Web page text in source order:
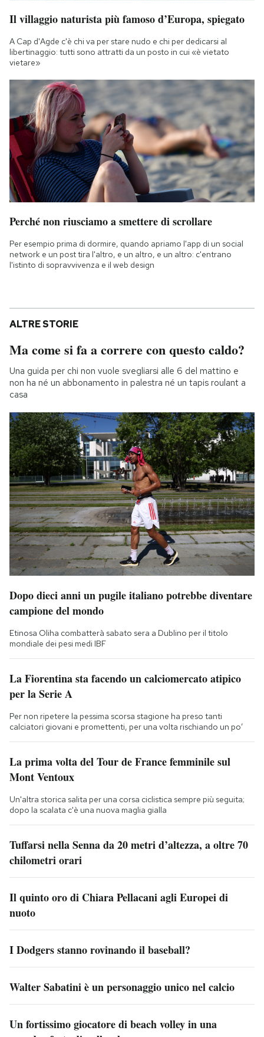
Il villaggio naturista più famoso d’Europa, spiegato
A Cap d'Agde c'è chi va per stare nudo e chi per dedicarsi al
libertinaggio: tutti sono attratti da un posto in cui «è vietato
vietare»
Perché non riusciamo a smettere di scrollare
Per esempio prima di dormire, quando apriamo l'app di un social
network e un post tira l'altro, e un altro, e un altro: c'entrano
l'istinto di sopravvivenza e il web design
ALTRE STORIE
Ma come si fa a correre con questo caldo?
Una guida per chi non vuole svegliarsi alle 6 del mattino e
non ha né un abbonamento in palestra né un tapis roulant a
casa
Dopo dieci anni un pugile italiano potrebbe diventare
campione del mondo
Etinosa Oliha combatterà sabato sera a Dublino per il titolo
mondiale dei pesi medi IBF
La Fiorentina sta facendo un calciomercato atipico
per la Serie A
Per non ripetere la pessima scorsa stagione ha preso tanti
calciatori giovani e promettenti, per una volta rischiando un po’
La prima volta del Tour de France femminile sul
Mont Ventoux
Un'altra storica salita per una corsa ciclistica sempre più seguita;
dopo la scalata c'è una nuova maglia gialla
Tuffarsi nella Senna da 20 metri d’altezza, a oltre 70
chilometri orari
Il quinto oro di Chiara Pellacani agli Europei di
nuoto
I Dodgers stanno rovinando il baseball?
Walter Sabatini è un personaggio unico nel calcio
Un fortissimo giocatore di beach volley in una